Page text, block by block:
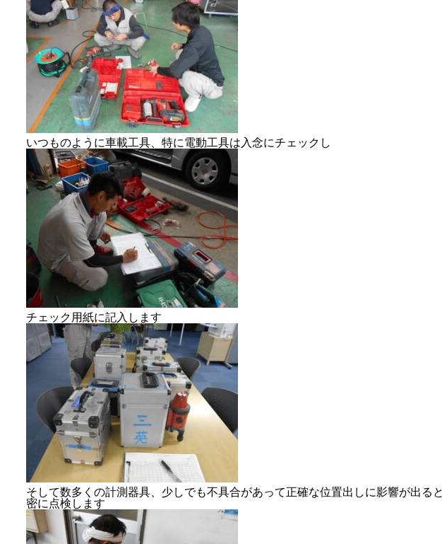
BLOG BUSINESS RECRUIT CONTACT
いつものように車載工具、特に電動工具は入念にチェックし
チェック用紙に記入します
そして数多くの計測器具、少しでも不具合があって正確な位置出しに影響が出る
密に点検します